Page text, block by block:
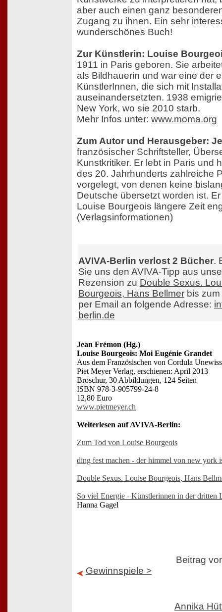
aber auch einen ganz
Zugang zu ihnen. Ein sehr
wunderschönes Buch!
Zur Künstlerin: Louise
1911 in Paris geboren. Sie
als Bildhauerin und war eine der
KünstlerInnen, die sich mit
auseinandersetzten. 1938
New York, wo sie 2010 starb.
Mehr Infos unter: www.moma.org
Zum Autor und Herausgeber:
französischer Schriftsteller,
Kunstkritiker. Er lebt in Paris und
des 20. Jahrhunderts zahlreiche
vorgelegt, von denen keine
Deutsche übersetzt worden ist.
Louise Bourgeois längere Zeit
(Verlagsinformationen)
AVIVA-Berlin verlost 2 Bücher.
Sie uns den AVIVA-Tipp aus
Rezension zu Double Sexus.
Bourgeois, Hans Bellmer bis
per Email an folgende Adresse:
berlin.de
Jean Frémon (Hg.)
Louise Bourgeois: Moi Eugénie Grandet
Aus dem Französischen von Cordula
Piet Meyer Verlag, erschienen: April 2013
Broschur, 30 Abbildungen, 124 Seiten
ISBN 978-3-905799-24-8
12,80 Euro
www.pietmeyer.ch
Weiterlesen auf AVIVA-Berlin:
Zum Tod von Louise Bourgeois
ding fest machen - der himmel von new york
Double Sexus. Louise Bourgeois, Hans
So viel Energie - Künstlerinnen in der dritten
Hanna Gagel
Gewinnspiele >
Beitrag
Annika